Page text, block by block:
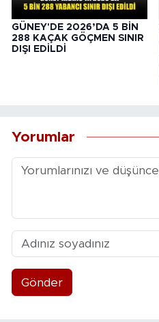
GÜNEY'DE 2026’DA 5 BİN
288 KAÇAK GÖÇMEN SINIR
DIŞI EDİLDİ
Yorumlar
Gönder